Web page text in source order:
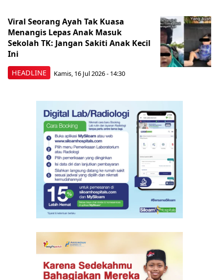
HEADLINE
Viral Seorang Ayah Tak Kuasa
Menangis Lepas Anak Masuk
Sekolah TK: Jangan Sakiti Anak Kecil
Ini
Kamis, 16 Jul 2026 - 14:30